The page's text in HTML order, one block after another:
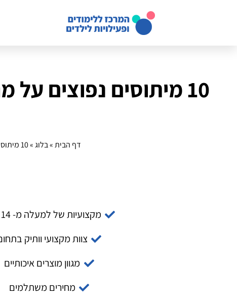
10 מיתוסים נפוצים
דף הבית»בלוג»10 מיתוסים נפוצים על מחנה קיץ מדעי: האמת מאחורי הדעות הקדומות
מקצועיות של למעלה מ- 14 שנה
צוות מקצועי וותיק
מגוון מוצרים איכותיים
מחירים משתלמים